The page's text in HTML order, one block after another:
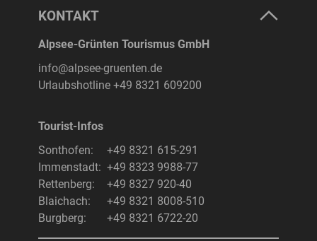
KONTAKT
Alpsee-Grünten Tourismus GmbH
info@alpsee-gruenten.de
Urlaubshotline +49 8321 609200
Tourist-Infos
Sonthofen:
+49 8321 615-291
Immenstadt: +49 8323 9988-77
Rettenberg:
+49 8327 920-40
Blaichach:
+49 8321 8008-510
Burgberg:
+49 8321 6722-20